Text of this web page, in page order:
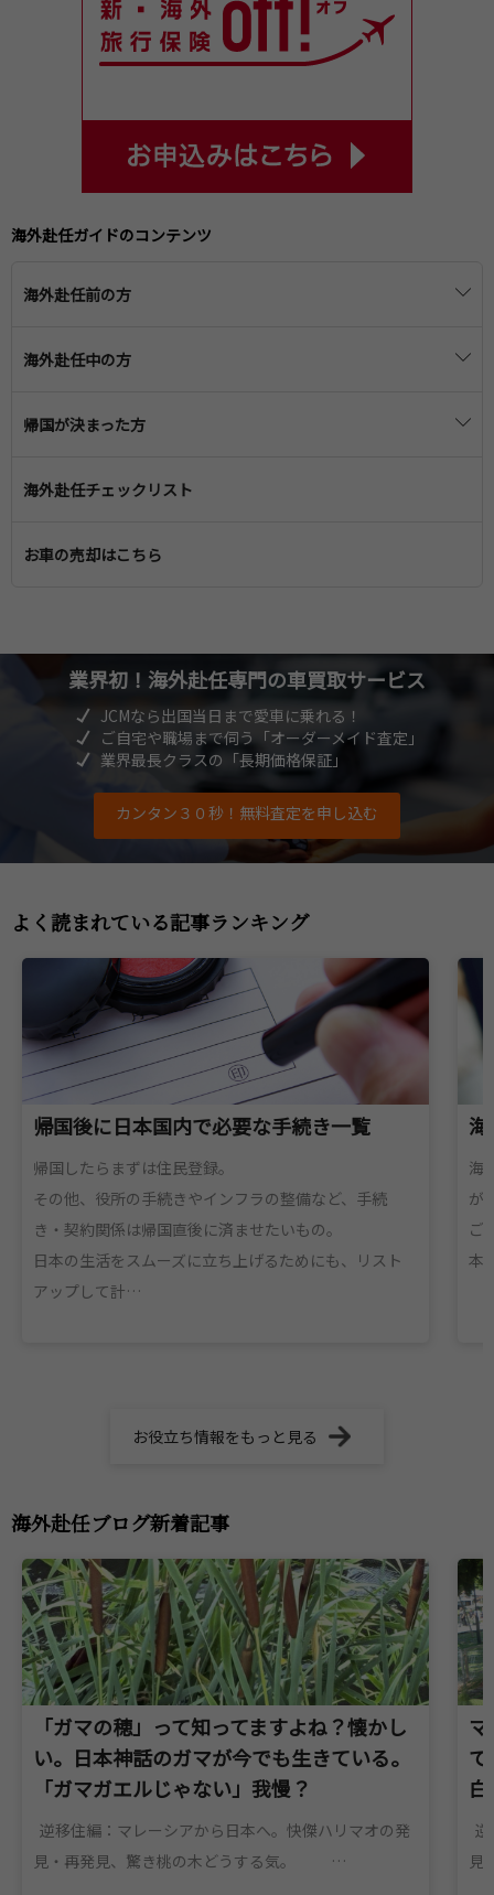
海外赴任ガイドのコンテンツ
海外赴任前の方
海外赴任の準備
渡航前の医療
車の保管・売却
赴任先での生活や文化
海外赴任中の方
赴任先での生活
一時帰国の準備
一時帰国中の学校・医療
帰国が決まった方
日本への帰国準備
帰国の引っ越し準備
帰国後の医療
帰国後の生活
帰国後の住宅
海外赴任チェックリスト
お車の売却はこちら
業界初！海外赴任専門の車買取サービス
JCMなら出国当日まで愛車に乗れる！
ご自宅や職場まで伺う「オーダーメイド査定」
業界最長クラスの「長期価格保証」
カンタン３０秒！無料査定を申し込む
よく読まれている記事ランキング
帰国後に日本国内で必要な手続き一覧
帰国したらまずは住民登録。
その他、役所の手続きやインフラの整備など、手続
き・契約関係は帰国直後に済ませたいもの。
日本の生活をスムーズに立ち上げるためにも、リスト
アップして計…
海
が
ご
本
お役立ち情報をもっと見る
海外赴任ブログ新着記事
「ガマの穂」って知ってますよね？懐かし
い。日本神話のガマが今でも生きている。
「ガマガエルじゃない」我慢？
逆移住編：マレーシアから日本へ。快傑ハリマオの発
見・再発見、驚き桃の木どうする気。 …
見